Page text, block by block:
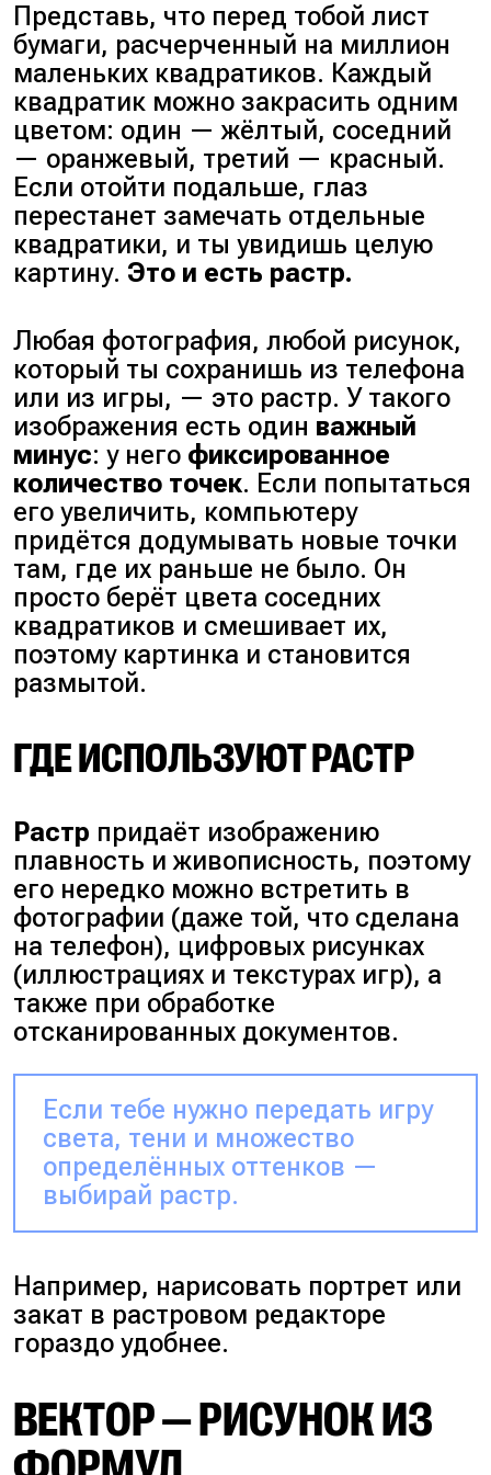
Представь, что перед тобой лист
бумаги, расчерченный на миллион
маленьких квадратиков. Каждый
квадратик можно закрасить одним
цветом: один — жёлтый, соседний
— оранжевый, третий — красный.
Если отойти подальше, глаз
перестанет замечать отдельные
квадратики, и ты увидишь целую
картину. Это и есть растр.
Любая фотография, любой рисунок,
который ты сохранишь из телефона
или из игры, — это растр. У такого
изображения есть один важный
минус: у него фиксированное
количество точек. Если попытаться
его увеличить, компьютеру
придётся додумывать новые точки
там, где их раньше не было. Он
просто берёт цвета соседних
квадратиков и смешивает их,
поэтому картинка и становится
размытой.
ГДЕ ИСПОЛЬЗУЮТ РАСТР
Растр придаёт изображению
плавность и живописность, поэтому
его нередко можно встретить в
фотографии (даже той, что сделана
на телефон), цифровых рисунках
(иллюстрациях и текстурах игр), а
также при обработке
отсканированных документов.
Если тебе нужно передать игру
света, тени и множество
определённых оттенков —
выбирай растр.
Например, нарисовать портрет или
закат в растровом редакторе
гораздо удобнее.
ВЕКТОР — РИСУНОК ИЗ